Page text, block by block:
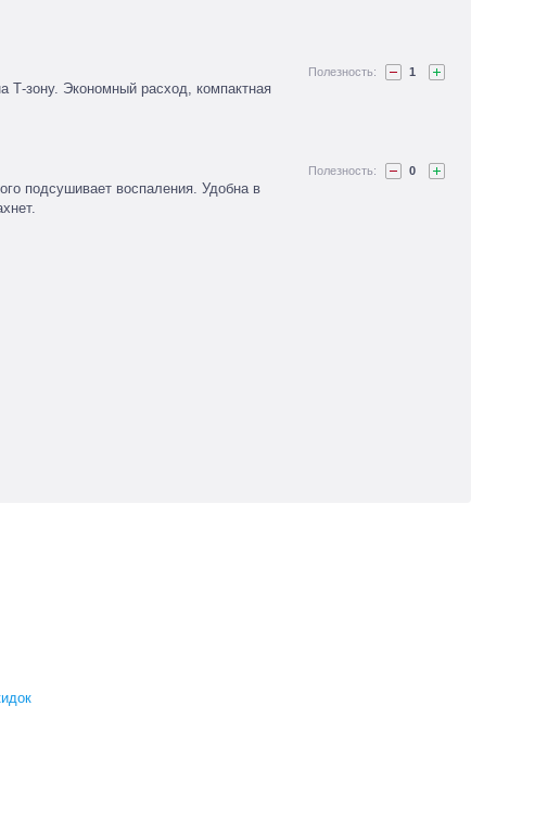
1
Т-зону. Экономный расход, компактная
0
подсушивает воспаления. Удобна в